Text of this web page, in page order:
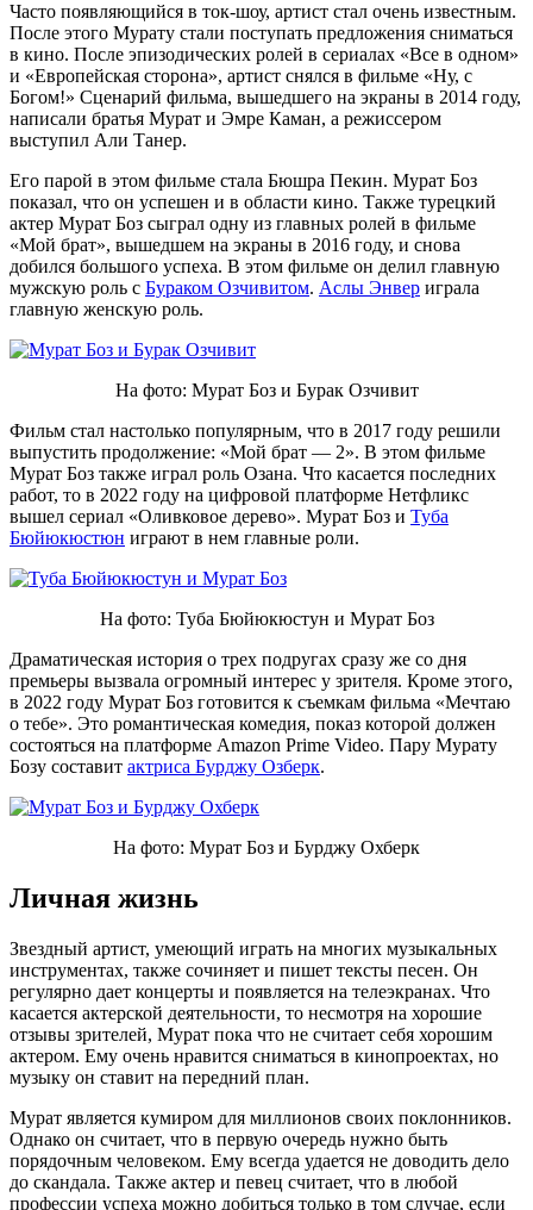
Часто появляющийся в ток-шоу, артист стал очень известным.
После этого Мурату стали поступать предложения сниматься
в кино. После эпизодических ролей в сериалах «Все в одном»
и «Европейская сторона», артист снялся в фильме «Ну, с
Богом!» Сценарий фильма, вышедшего на экраны в 2014 году,
написали братья Мурат и Эмре Каман, а режиссером
выступил Али Танер.
Его парой в этом фильме стала Бюшра Пекин. Мурат Боз
показал, что он успешен и в области кино. Также турецкий
актер Мурат Боз сыграл одну из главных ролей в фильме
«Мой брат», вышедшем на экраны в 2016 году, и снова
добился большого успеха. В этом фильме он делил главную
мужскую роль с Бураком Озчивитом. Аслы Энвер играла
главную женскую роль.
На фото: Мурат Боз и Бурак Озчивит
Фильм стал настолько популярным, что в 2017 году решили
выпустить продолжение: «Мой брат — 2». В этом фильме
Мурат Боз также играл роль Озана. Что касается последних
работ, то в 2022 году на цифровой платформе Нетфликс
вышел сериал «Оливковое дерево». Мурат Боз и Туба
Бюйюкюстюн играют в нем главные роли.
На фото: Туба Бюйюкюстун и Мурат Боз
Драматическая история о трех подругах сразу же со дня
премьеры вызвала огромный интерес у зрителя. Кроме этого,
в 2022 году Мурат Боз готовится к съемкам фильма «Мечтаю
о тебе». Это романтическая комедия, показ которой должен
состояться на платформе Amazon Prime Video. Пару Мурату
Бозу составит актриса Бурджу Озберк.
На фото: Мурат Боз и Бурджу Охберк
Личная жизнь
Звездный артист, умеющий играть на многих музыкальных
инструментах, также сочиняет и пишет тексты песен. Он
регулярно дает концерты и появляется на телеэкранах. Что
касается актерской деятельности, то несмотря на хорошие
отзывы зрителей, Мурат пока что не считает себя хорошим
актером. Ему очень нравится сниматься в кинопроектах, но
музыку он ставит на передний план.
Мурат является кумиром для миллионов своих поклонников.
Однако он считает, что в первую очередь нужно быть
порядочным человеком. Ему всегда удается не доводить дело
до скандала. Также актер и певец считает, что в любой
профессии успеха можно добиться только в том случае, если